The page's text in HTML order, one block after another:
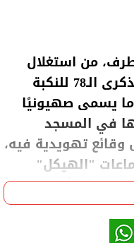
من استغلال
سلطات الاحتلال الإسرائيلي الذكرى الـ78 للنكبة
ما يسمى صهيونيًا
في المسجد
تهويدية فيه،
"الهيكل"
الأمنية لتلك